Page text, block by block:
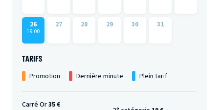
26
19:00
27 28 29 30 31
TARIFS
Promotion Dernière minute Plein tarif
Carré Or35 €